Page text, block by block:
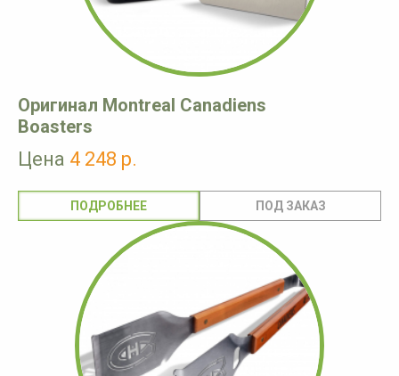
Оригинал Montreal Canadiens
Boasters
Цена 4 248 р.
ПОДРОБНЕЕ